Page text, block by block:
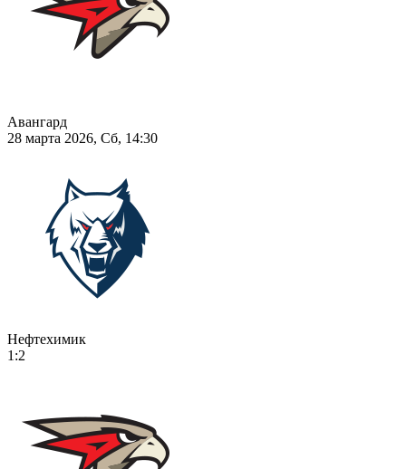
Авангард
28 марта 2026, Сб, 14:30
Нефтехимик
1:2